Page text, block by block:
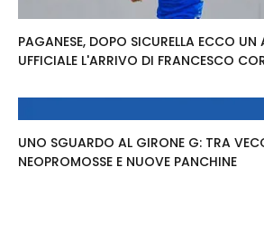
PAGANESE, DOPO SICURELLA ECCO UN
UFFICIALE L'ARRIVO DI FRANCESCO
UNO SGUARDO AL GIRONE G: TRA
NEOPROMOSSE E NUOVE PANCHINE